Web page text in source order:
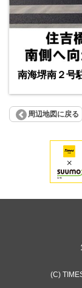
南海堺南２号
周辺地図に戻る
(C)